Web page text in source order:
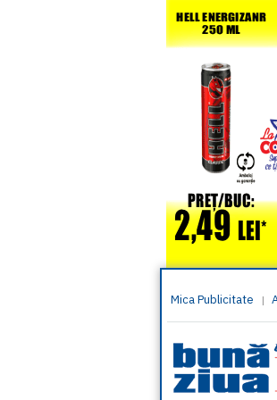
Mica Publicitate |